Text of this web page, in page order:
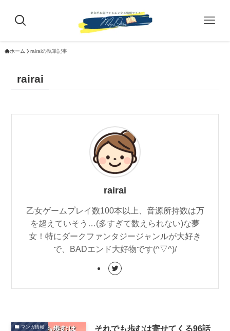
ホーム rairaiの執筆記事
rairai
rairai
乙女ゲームプレイ数100本以上、音源所持数は万
を超えていそう…(多すぎて数えられない)な夢
女！特にダークファンタジージャンルが大好き
で、BADエンド大好物です(^▽^)/
マンガ情報
それでも歩むは寄せてくる96話